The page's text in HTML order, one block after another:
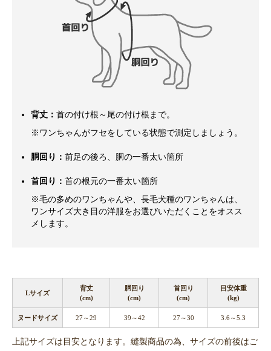
背丈： 首の付け根～尾の付け根まで。
※ワンちゃんがフセをしている状態で測定しましょう。
胴回り： 前足の後ろ、胴の一番太い箇所
首回り： 首の根元の一番太い箇所
※毛の多めのワンちゃんや、長毛犬種のワンちゃんは、
ワンサイズ大き目の洋服をお選びいただくことをオスス
メします。
Lサイズ
背丈
(cm)
胴回り
(cm)
首回り
(cm)
目安体重
(kg)
ヌードサイズ 27～29 39～42 27～30 3.6～5.3
上記サイズは目安となります。縫製商品の為、サイズの前後はご